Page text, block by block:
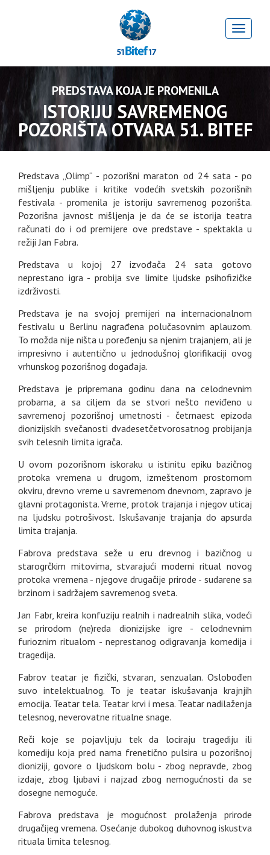
PREDSTAVA KOJA JE PROMENILA
ISTORIJU SAVREMENOG
POZORIŠTA OTVARA 51. BITEF
Predstava „Olimp“ - pozorišni maraton od 24 sata - po
mišljenju publike i kritike vodećih svetskih pozorišnih
festivala - promenila je istoriju savremenog pozorišta.
Pozorišna javnost mišljenja je da će se istorija teatra
računati do i od premijere ove predstave - spektakla u
režiji Jan Fabra.
Predstava u kojoj 27 izvođača 24 sata gotovo
neprestano igra - probija sve limite ljudske psihofizičke
izdrživosti.
Predstava je na svojoj premijeri na internacionalnom
festivalu u Berlinu nagrađena polučasovnim aplauzom.
To možda nije ništa u poređenju sa njenim trajanjem, ali je
impresivno i autentično u jednodušnoj glorifikaciji ovog
vrhunskog pozorišnog događaja.
Predstava je pripremana godinu dana na celodnevnim
probama, a sa ciljem da se stvori nešto neviđeno u
savremenoj pozorišnoj umetnosti - četrnaest epizoda
dionizijskih svečanosti dvadesetčetvorosatnog probijanja
svih telesnih limita igrača.
U ovom pozorišnom iskoraku u istinitu epiku bazičnog
protoka vremena u drugom, izmeštenom prostornom
okviru, drevno vreme u savremenom dnevnom, zapravo je
glavni protagonista. Vreme, protok trajanja i njegov uticaj
na ljudsku potrošivost. Iskušavanje trajanja do apsurda
limita trajanja.
Fabrova predstava seže u eru drevnog i bazičnog u
starogrčkim mitovima, stvarajući moderni ritual novog
protoka vremena - njegove drugačije prirode - sudarene sa
brzinom i sadržajem savremenog sveta.
Jan Fabr, kreira konfuziju realnih i nadrealnih slika, vodeći
se prirodom (ne)reda dionizijske igre - celodnevnim
furioznim ritualom - neprestanog odigravanja komedija i
tragedija.
Fabrov teatar je fizički, stvaran, senzualan. Oslobođen
suvo intelektualnog. To je teatar iskušavanja krajnjih
emocija. Teatar tela. Teatar krvi i mesa. Teatar nadilaženja
telesnog, neverovatne ritualne snage.
Reči koje se pojavljuju tek da lociraju tragediju ili
komediju koja pred nama frenetično pulsira u pozorišnoj
dioniziji, govore o ljudskom bolu - zbog nepravde, zbog
izdaje, zbog ljubavi i najzad zbog nemogućnosti da se
dosegne nemoguće.
Fabrova predstava je mogućnost prolaženja prirode
drugačijeg vremena. Osećanje dubokog duhovnog iskustva
rituala limita telesnog.